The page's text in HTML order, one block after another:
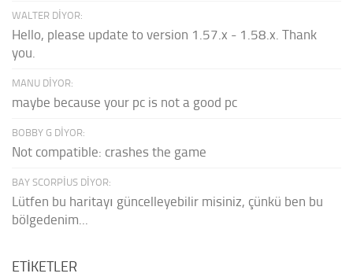
WALTER DIYOR:
Hello, please update to version 1.57.x - 1.58.x. Thank
you.
MANU DIYOR:
maybe because your pc is not a good pc
BOBBY G DIYOR:
Not compatible: crashes the game
BAY SCORPIUS DIYOR:
Lütfen bu haritayı güncelleyebilir misiniz, çünkü ben bu
bölgedenim...
ETIKETLER